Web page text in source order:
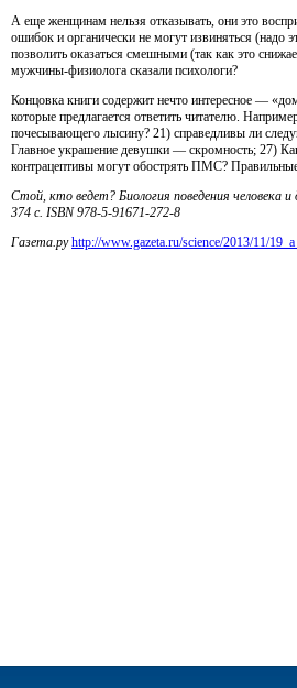
А еще женщинам нельзя отказывать, они это
ошибок и органически не могут извиняться
позволить оказаться смешными (так как это
мужчины-физиолога сказали психологи?
Концовка книги содержит нечто интересное —
которые предлагается ответить читателю.
почесывающего лысину? 21) справедливы ли
Главное украшение девушки — скромность; 27)
контрацептивы могут обострять ПМС?
Стой, кто ведет? Биология поведения
374 с. ISBN 978-5-91671-272-8
Газета.руhttp://www.gazeta.ru/science/2013/11/